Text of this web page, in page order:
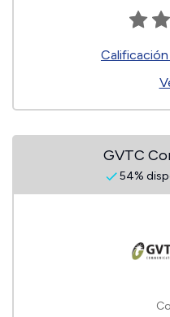
GVTC
54%